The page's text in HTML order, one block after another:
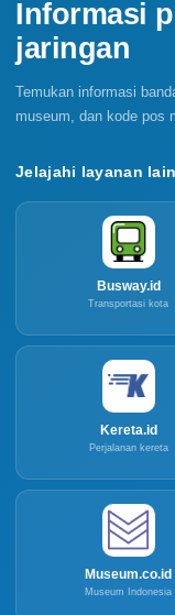
Informasi
jaringan
Temukan informasi
museum, dan kode pos
Jelajahi layanan
Busway.id
Transportasi kota
Kereta.id
Perjalanan kereta
Museum.co.id
Museum Indonesia